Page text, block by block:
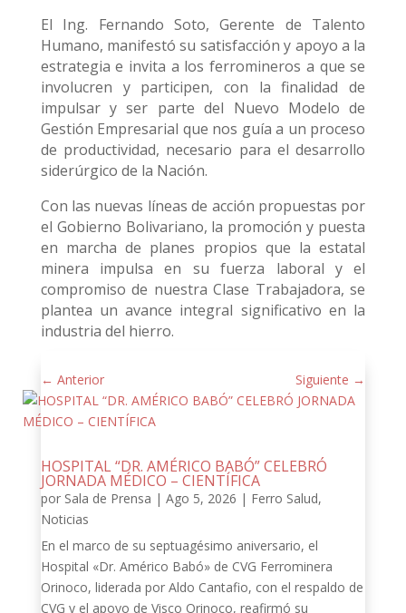
El Ing. Fernando Soto, Gerente de Talento
Humano, manifestó su satisfacción y apoyo a la
estrategia e invita a los ferromineros a que se
involucren y participen, con la finalidad de
impulsar y ser parte del Nuevo Modelo de
Gestión Empresarial que nos guía a un proceso
de productividad, necesario para el desarrollo
siderúrgico de la Nación.
Con las nuevas líneas de acción propuestas por
el Gobierno Bolivariano, la promoción y puesta
en marcha de planes propios que la estatal
minera impulsa en su fuerza laboral y el
compromiso de nuestra Clase Trabajadora, se
plantea un avance integral significativo en la
industria del hierro.
← Anterior Siguiente →
HOSPITAL “DR. AMÉRICO BABÓ” CELEBRÓ
JORNADA MÉDICO – CIENTÍFICA
por Sala de Prensa | Ago 5, 2026 | Ferro Salud,
Noticias
En el marco de su septuagésimo aniversario, el
Hospital «Dr. Américo Babó» de CVG Ferrominera
Orinoco, liderada por Aldo Cantafio, con el respaldo de
CVG y el apoyo de Visco Orinoco, reafirmó su